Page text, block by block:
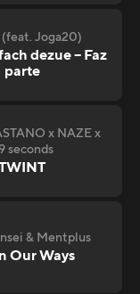
Joga20)
dezue – Faz
parte
x NAZE x
seconds
& Mentplus
Our Ways